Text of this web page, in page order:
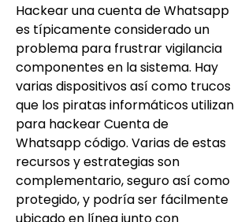
Hackear una cuenta de Whatsapp
es típicamente considerado un
problema para frustrar vigilancia
componentes en la sistema. Hay
varias dispositivos así como trucos
que los piratas informáticos utilizan
para hackear Cuenta de
Whatsapp código. Varias de estas
recursos y estrategias son
complementario, seguro así como
protegido, y podría ser fácilmente
ubicado en línea junto con